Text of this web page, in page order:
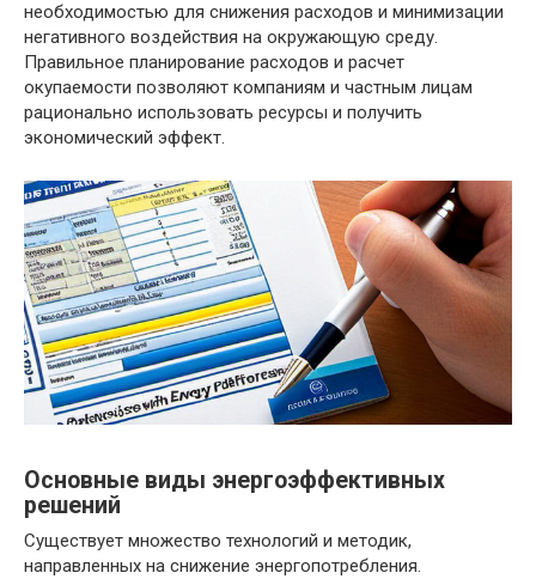
необходимостью для снижения расходов и минимизации
негативного воздействия на окружающую среду.
Правильное планирование расходов и расчет
окупаемости позволяют компаниям и частным лицам
рационально использовать ресурсы и получить
экономический эффект.
Основные виды энергоэффективных
решений
Существует множество технологий и методик,
направленных на снижение энергопотребления.